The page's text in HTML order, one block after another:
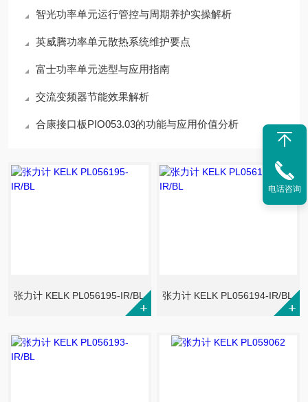
智光功率单元运行管控与周期养护实操解析
英威腾功率单元散热系统维护要点
富士功率单元选型与应用指南
交流变频器节能效果解析
合康接口板PIO053.03的功能与应用价值分析
张力计 KELK PL056195-IR/BL 张力计 KELK PL056194-IR/BL
电话咨询